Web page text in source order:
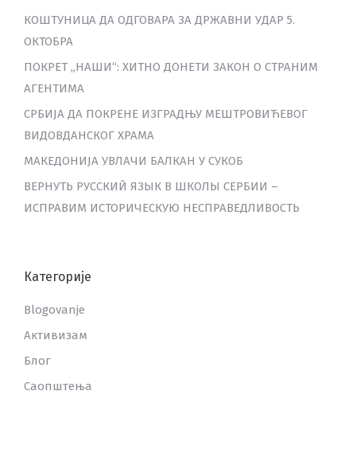
КОШТУНИЦА ДА ОДГОВАРА ЗА ДРЖАВНИ УДАР 5.
ОКТОБРА
ПОКРЕТ „НАШИ“: ХИТНО ДОНЕТИ ЗАКОН О СТРАНИМ
АГЕНТИМА
СРБИЈА ДА ПОКРЕНЕ ИЗГРАДЊУ МЕШТРОВИЋЕВОГ
ВИДОВДАНСКОГ ХРАМА
МАКЕДОНИЈА УВЛАЧИ БАЛКАН У СУКОБ
ВЕРНУТЬ РУССКИЙ ЯЗЫК В ШКОЛЫ СЕРБИИ –
ИСПРАВИМ ИСТОРИЧЕСКУЮ НЕСПРАВЕДЛИВОСТЬ
Категорије
Blogovanje
Активизам
Блог
Саопштења